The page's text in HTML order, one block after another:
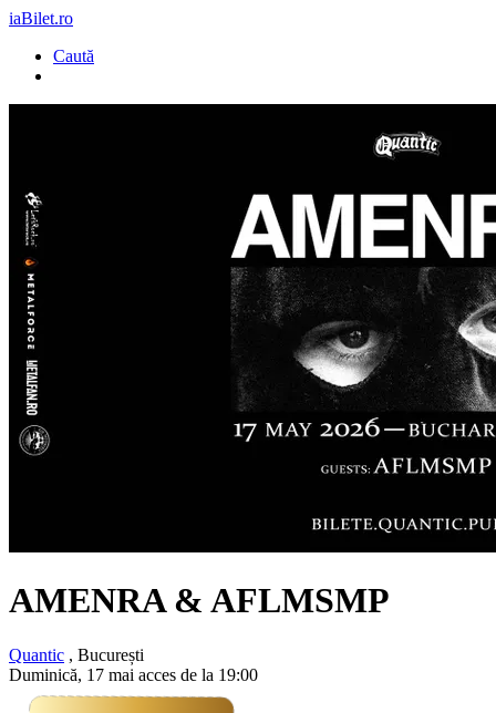
iaBilet.ro
Caută
AMENRA& AFLMSMP
Quantic , București
Duminică, 17 mai acces de la 19:00